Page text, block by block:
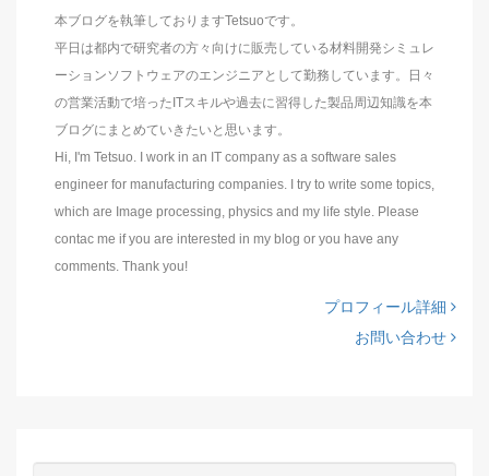
本ブログを執筆しておりますTetsuoです。
平日は都内で研究者の方々向けに販売している材料開発シミュレ
ーションソフトウェアのエンジニアとして勤務しています。日々
の営業活動で培ったITスキルや過去に習得した製品周辺知識を本
ブログにまとめていきたいと思います。
Hi, I'm Tetsuo. I work in an IT company as a software sales
engineer for manufacturing companies. I try to write some topics,
which are Image processing, physics and my life style. Please
contac me if you are interested in my blog or you have any
comments. Thank you!
プロフィール詳細
お問い合わせ